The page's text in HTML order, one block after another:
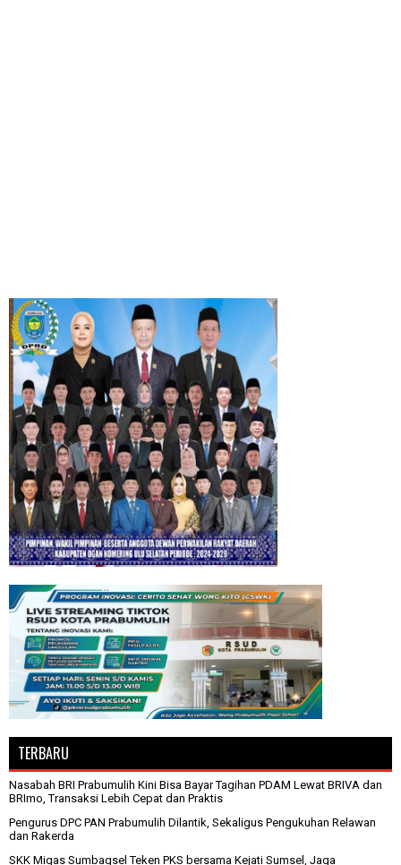
TERBARU
Nasabah BRI Prabumulih Kini Bisa Bayar Tagihan PDAM Lewat BRIVA dan
BRImo, Transaksi Lebih Cepat dan Praktis
Pengurus DPC PAN Prabumulih Dilantik, Sekaligus Pengukuhan Relawan
dan Rakerda
SKK Migas Sumbagsel Teken PKS bersama Kejati Sumsel, Jaga